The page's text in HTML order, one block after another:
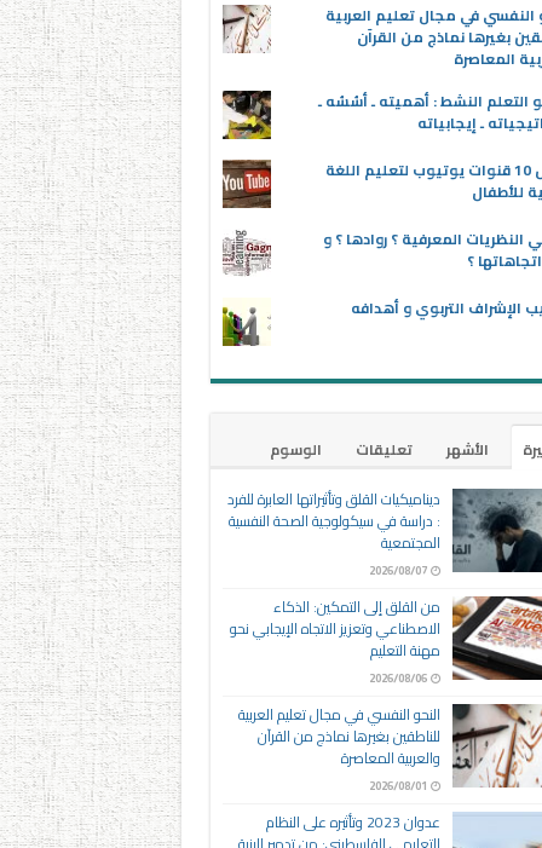
النفسي في مجال تعليم العربية
بغيرها نماذج من القرآن
المعاصرة
التعلم النشط : أهميته ـ أسُسُه ـ
ـ إيجابياته
أفضل 10 قنوات يوتيوب لتعليم اللغة
للأطفال
النظريات المعرفية ؟ روادها ؟ و
؟
الإشراف التربوي و أهدافه
الأشهر تعليقات
الوسوم
ديناميكيات القلق وتأثيراتها العابرة للفرد
: دراسة في سيكولوجية الصحة النفسية
المجتمعية
2026/08/07
من القلق إلى التمكين: الذكاء
الاصطناعي وتعزيز الاتجاه الإيجابي نحو
مهنة التعليم
2026/08/06
النحو النفسي في مجال تعليم العربية
للناطقين بغيرها نماذج من القرآن
والعربية المعاصرة
2026/08/01
عدوان 2023 وتأثيره على النظام